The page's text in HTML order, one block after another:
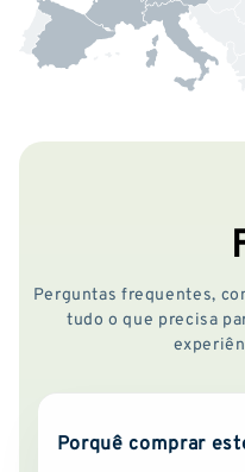
Perguntas frequentes,
tudo o que precisa
Porquê comprar